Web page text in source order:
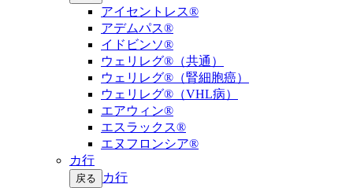
アイセントレス®
アデムパス®
イドビンソ®
ウェリレグ®（共通）
ウェリレグ®（腎細胞癌）
ウェリレグ®（VHL病）
エアウィン®
エスラックス®
エヌフロンシア®
カ行
戻る
カ行